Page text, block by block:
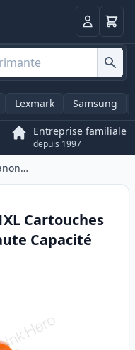
Panier
Lexmark Samsung
Entreprise familiale
depuis 1997
Pack De 2 Canon CLI-551XL Cartouches d'encre Compatibles Haute Capacité Jaune (Ink Hero)
Cartouches
Capacité